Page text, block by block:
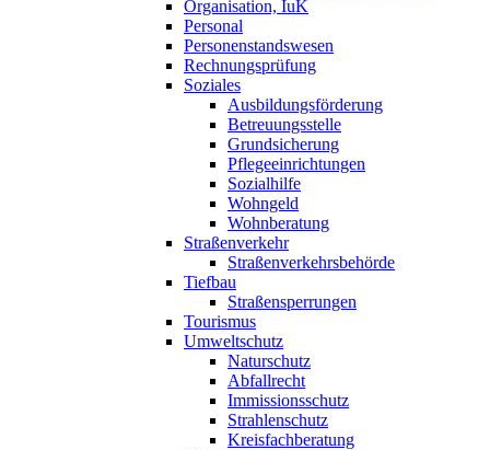
Organisation, IuK
Personal
Personenstandswesen
Rechnungsprüfung
Soziales
Ausbildungsförderung
Betreuungsstelle
Grundsicherung
Pflegeeinrichtungen
Sozialhilfe
Wohngeld
Wohnberatung
Straßenverkehr
Straßenverkehrsbehörde
Tiefbau
Straßensperrungen
Tourismus
Umweltschutz
Naturschutz
Abfallrecht
Immissionsschutz
Strahlenschutz
Kreisfachberatung